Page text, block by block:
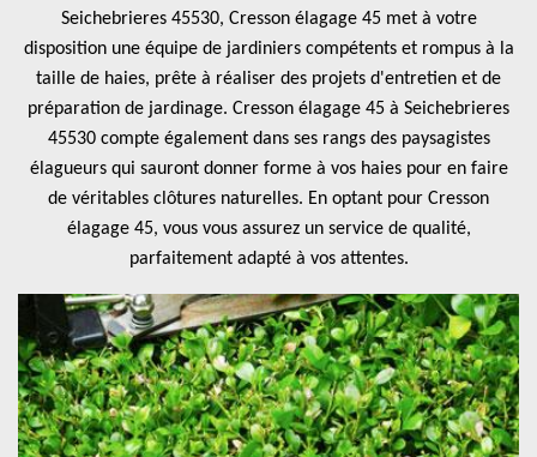
Seichebrieres 45530, Cresson élagage 45 met à votre
disposition une équipe de jardiniers compétents et rompus à la
taille de haies, prête à réaliser des projets d'entretien et de
préparation de jardinage. Cresson élagage 45 à Seichebrieres
45530 compte également dans ses rangs des paysagistes
élagueurs qui sauront donner forme à vos haies pour en faire
de véritables clôtures naturelles. En optant pour Cresson
élagage 45, vous vous assurez un service de qualité,
parfaitement adapté à vos attentes.